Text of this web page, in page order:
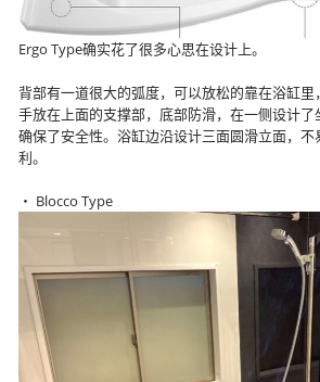
Ergo Type确实花了很多心思在设计上。
背部有一道很大的弧度，可以放松的靠在浴缸
手放在上面的支撑部，底部防滑，在一侧设计了
确保了安全性。浴缸边沿设计三面圆滑立面，
利。
・ Blocco Type